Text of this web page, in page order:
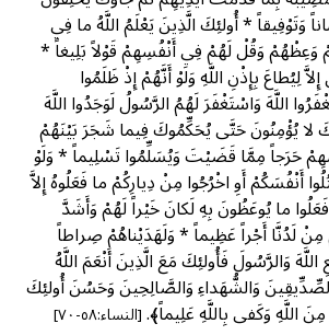
وَتَوْفِيقاً * أُولئِكَ الَّذِينَ يَعْلَمُ اللَّهُ ما فِي
وَقُلْ لَهُمْ فِي أَنْفُسِهِمْ قَوْلاً بَلِيغاً *
لِيُطاعَ بِإِذْنِ اللَّهِ وَلَوْ أَنَّهُمْ إِذْ ظَلَمُوا
اللَّهَ وَاسْتَغْفَرَ لَهُمُ الرَّسُولُ لَوَجَدُوا اللَّهَ
لا يُؤْمِنُونَ حَتَّى يُحَكِّمُوكَ فِيما شَجَرَ بَيْنَهُمْ
حَرَجاً مِمَّا قَضَيْتَ وَيُسَلِّمُوا تَسْلِيماً * وَلَوْ
أَنْفُسَكُمْ أَوِ اخْرُجُوا مِنْ دِيارِكُمْ ما فَعَلُوهُ إِلاَّ
ما يُوعَظُونَ بِهِ لَكانَ خَيْراً لَهُمْ وَأَشَدَّ
مِنْ لَدُنَّا أَجْراً عَظِيماً * وَلَهَدَيْناهُمْ صِراطاً
وَالرَّسُولَ فَأُولئِكَ مَعَ الَّذِينَ أَنْعَمَ اللَّهُ
وَالشُّهَداءِ وَالصَّالِحِينَ وَحَسُنَ أُولئِكَ
اللَّهِ وَكَفى بِاللَّهِ عَلِيماً﴾.[النساء:٥٨-٧٠]